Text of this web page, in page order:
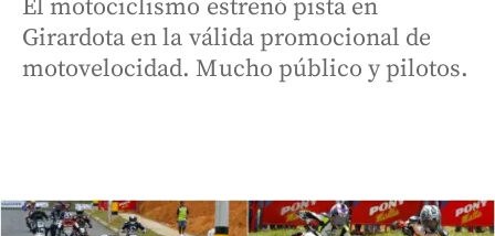
El motociclismo estrenó pista en
Girardota en la válida promocional de
motovelocidad. Mucho público y pilotos.